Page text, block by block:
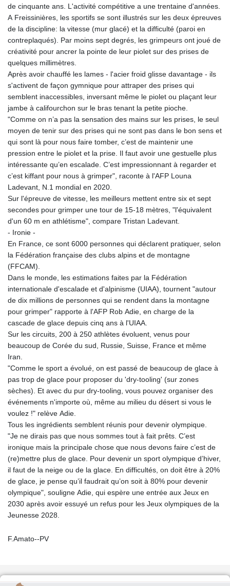
de cinquante ans. L'activité compétitive a une trentaine d'années.
A Freissinières, les sportifs se sont illustrés sur les deux épreuves
de la discipline: la vitesse (mur glacé) et la difficulté (paroi en
contreplaqués). Par moins sept degrés, les grimpeurs ont joué de
créativité pour ancrer la pointe de leur piolet sur des prises de
quelques millimètres.
Après avoir chauffé les lames - l'acier froid glisse davantage - ils
s'activent de façon gymnique pour attraper des prises qui
semblent inaccessibles, inversant même le piolet ou plaçant leur
jambe à califourchon sur le bras tenant la petite pioche.
"Comme on n’a pas la sensation des mains sur les prises, le seul
moyen de tenir sur des prises qui ne sont pas dans le bon sens et
qui sont là pour nous faire tomber, c’est de maintenir une
pression entre le piolet et la prise. Il faut avoir une gestuelle plus
intéressante qu’en escalade. C’est impressionnant à regarder et
c’est kiffant pour nous à grimper", raconte à l'AFP Louna
Ladevant, N.1 mondial en 2020.
Sur l'épreuve de vitesse, les meilleurs mettent entre six et sept
secondes pour grimper une tour de 15-18 mètres, "l'équivalent
d'un 60 m en athlétisme", compare Tristan Ladevant.
- Ironie -
En France, ce sont 6000 personnes qui déclarent pratiquer, selon
la Fédération française des clubs alpins et de montagne
(FFCAM).
Dans le monde, les estimations faites par la Fédération
internationale d'escalade et d'alpinisme (UIAA), tournent "autour
de dix millions de personnes qui se rendent dans la montagne
pour grimper" rapporte à l'AFP Rob Adie, en charge de la
cascade de glace depuis cinq ans à l'UIAA.
Sur les circuits, 200 à 250 athlètes évoluent, venus pour
beaucoup de Corée du sud, Russie, Suisse, France et même
Iran.
"Comme le sport a évolué, on est passé de beaucoup de glace à
pas trop de glace pour proposer du 'dry-tooling' (sur zones
sèches). Et avec du pur dry-tooling, vous pouvez organiser des
événements n'importe où, même au milieu du désert si vous le
voulez !" relève Adie.
Tous les ingrédients semblent réunis pour devenir olympique.
"Je ne dirais pas que nous sommes tout à fait prêts. C’est
ironique mais la principale chose que nous devons faire c’est de
(re)mettre plus de glace. Pour devenir un sport olympique d’hiver,
il faut de la neige ou de la glace. En difficultés, on doit être à 20%
de glace, je pense qu’il faudrait qu’on soit à 80% pour devenir
olympique", souligne Adie, qui espère une entrée aux Jeux en
2030 après avoir essuyé un refus pour les Jeux olympiques de la
Jeunesse 2028.
F.Amato--PV